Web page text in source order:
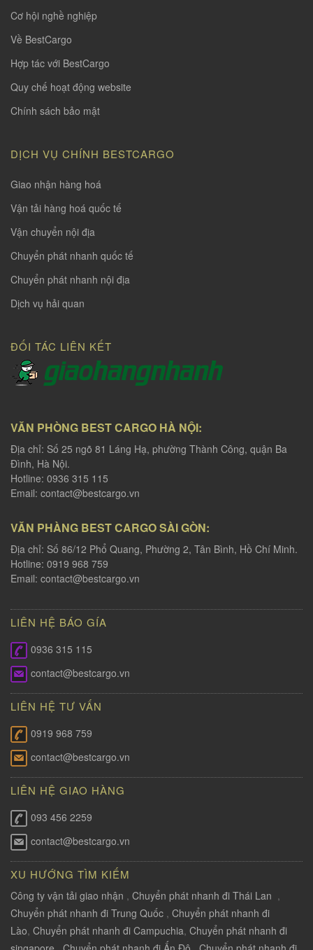
Cơ hội nghề nghiệp
Về BestCargo
Hợp tác với BestCargo
Quy chế hoạt động website
Chính sách bảo mật
DỊCH VỤ CHÍNH BESTCARGO
Giao nhận hàng hoá
Vận tải hàng hoá quốc tế
Vận chuyển nội địa
Chuyển phát nhanh quốc tế
Chuyển phát nhanh nội địa
Dịch vụ hải quan
ĐỐI TÁC LIÊN KẾT
VĂN PHÒNG BEST CARGO HÀ NỘI:
Địa chỉ: Số 25 ngõ 81 Láng Hạ, phường Thành Công, quận Ba
Đình, Hà Nội.
Hotline: 0936 315 115
Email: contact@bestcargo.vn
VĂN PHÀNG BEST CARGO SÀI GÒN:
Địa chỉ: Số 86/12 Phổ Quang, Phường 2, Tân Bình, Hồ Chí Minh.
Hotline: 0919 968 759
Email: contact@bestcargo.vn
LIÊN HỆ BÁO GÍA
0936 315 115
contact@bestcargo.vn
LIÊN HỆ TƯ VẤN
0919 968 759
contact@bestcargo.vn
LIÊN HỆ GIAO HÀNG
093 456 2259
contact@bestcargo.vn
XU HƯỚNG TÌM KIẾM
Công ty vận tải giao nhận , Chuyển phát nhanh đi Thái Lan ,
Chuyển phát nhanh đi Trung Quốc , Chuyển phát nhanh đi
Lào, Chuyển phát nhanh đi Campuchia, Chuyển phát nhanh đi